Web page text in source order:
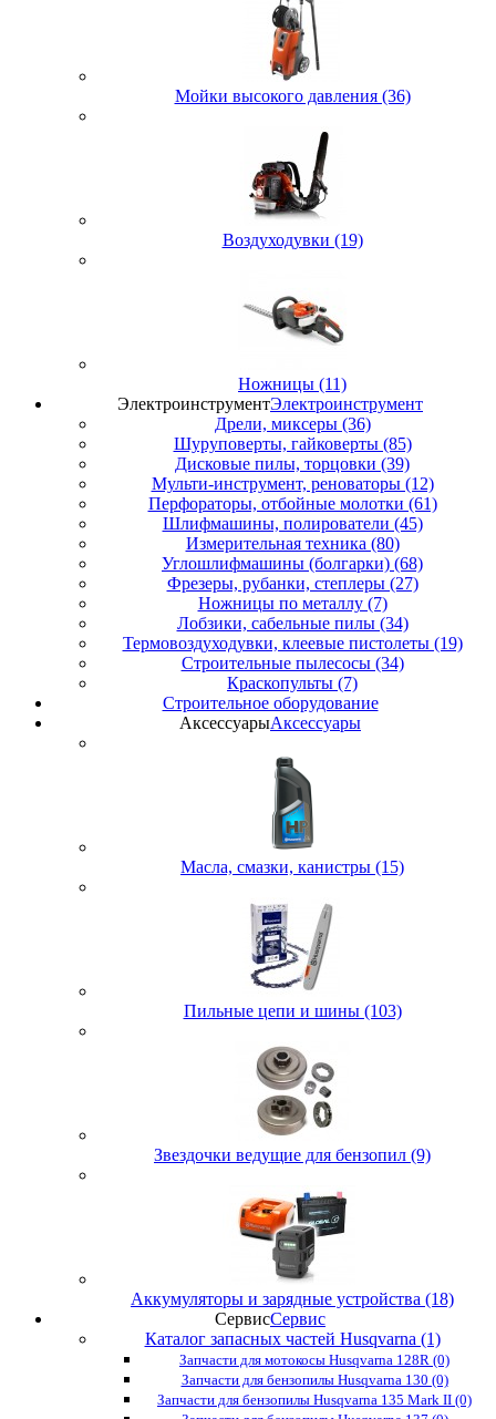
Мойки высокого давления (36)
Воздуходувки (19)
Ножницы (11)
ЭлектроинструментЭлектроинструмент
Дрели, миксеры (36)
Шуруповерты, гайковерты (85)
Дисковые пилы, торцовки (39)
Мульти-инструмент, реноваторы (12)
Перфораторы, отбойные молотки (61)
Шлифмашины, полирователи (45)
Измерительная техника (80)
Углошлифмашины (болгарки) (68)
Фрезеры, рубанки, степлеры (27)
Ножницы по металлу (7)
Лобзики, сабельные пилы (34)
Термовоздуходувки, клеевые пистолеты (19)
Строительные пылесосы (34)
Краскопульты (7)
Строительное оборудование
АксессуарыАксессуары
Масла, смазки, канистры (15)
Пильные цепи и шины (103)
Звездочки ведущие для бензопил (9)
Аккумуляторы и зарядные устройства (18)
СервисСервис
Каталог запасных частей Husqvarna (1)
Запчасти для мотокосы Husqvarna 128R (0)
Запчасти для бензопилы Husqvarna 130 (0)
Запчасти для бензопилы Husqvarna 135 Mark II (0)